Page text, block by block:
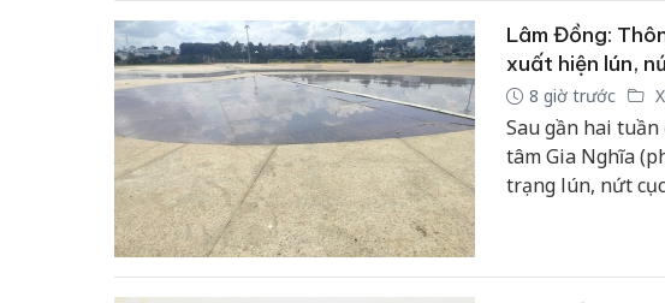
Lâm Đồng:
xuất hiện lún,
8 giờ trước
Sau gần hai
tâm Gia Nghĩa
trạng lún, nứt
đến kết cấu chịu